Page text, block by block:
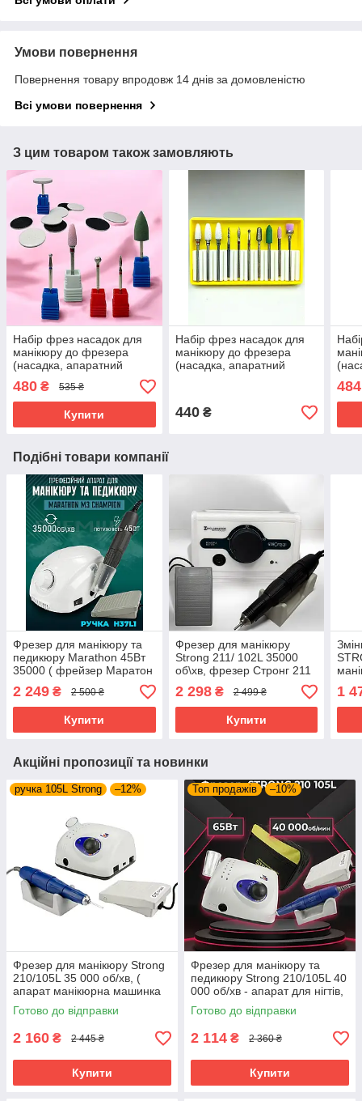
Умови повернення
Повернення товару впродовж 14 днів за домовленістю
Всі умови повернення
З цим товаром також замовляють
Набір фрез насадок для
манікюру до фрезера
(насадка, апаратний
манікюр, нарощування,
корекція нігтів)
480 ₴ 535 ₴
Купити
Набір фрез насадок для
манікюру до фрезера
(насадка, апаратний
440₴
484
Подібні товари компанії
Фрезер для манікюру та
педикюру Marathon 45Вт
35000 ( фрейзер Маратон
2 249 ₴ 2 500 ₴
Купити
Фрезер для манікюру
Strong 211/ 102L 35000
об\хв, фрезер Стронг 211
2 298₴ 2 499 ₴
Купити
для
1
Акційні пропозиції та новинки
ручка 105L Strong –12%
Фрезер для манікюру Strong
210/105L 35 000 об/хв, (
апарат манікюрна машинка
Стронг 210 )
Готово до відправки
2 160 ₴ 2 445 ₴
Купити
Топ продажів –10%
Фрезер для манікюру та
педикюру Strong 210/105L 40
000 об/хв - апарат для нігтів,
машинка Стронг 210 65Вт
Готово до відправки
2 114 ₴ 2 360 ₴
Купити